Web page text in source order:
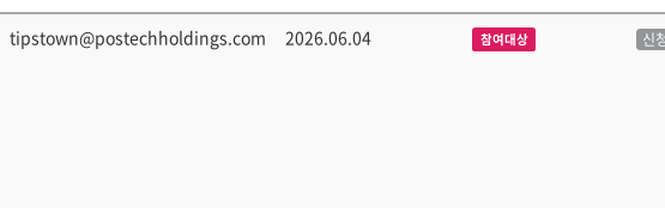
tipstown@postechholdings.com 2026.06.04 참여대상 신